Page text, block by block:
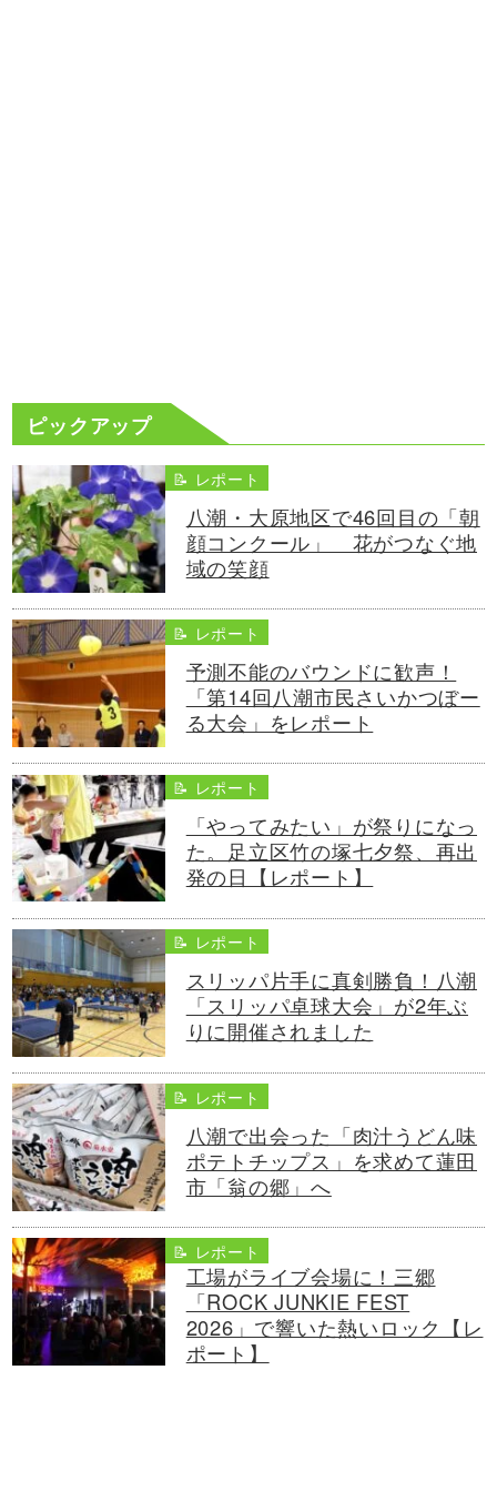
ピックアップ
📝 レポート
八潮・大原地区で46回目の「朝
顔コンクール」 花がつなぐ地
域の笑顔
📝 レポート
予測不能のバウンドに歓声！
「第14回八潮市民さいかつぼー
る大会」をレポート
📝 レポート
「やってみたい」が祭りになっ
た。足立区竹の塚七夕祭、再出
発の日【レポート】
📝 レポート
スリッパ片手に真剣勝負！八潮
「スリッパ卓球大会」が2年ぶ
りに開催されました
📝 レポート
八潮で出会った「肉汁うどん味
ポテトチップス」を求めて蓮田
市「翁の郷」へ
📝 レポート
工場がライブ会場に！三郷
「ROCK JUNKIE FEST
2026」で響いた熱いロック【レ
ポート】